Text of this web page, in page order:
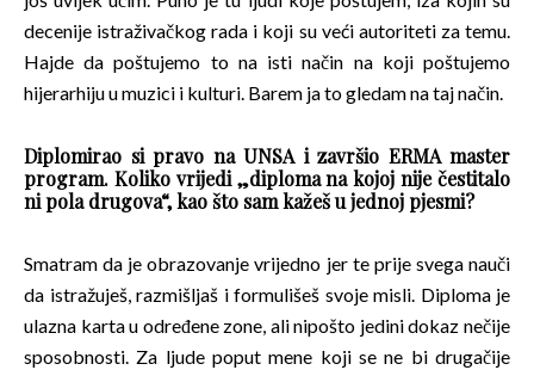
decenije istraživačkog rada i koji su veći autoriteti za temu.
Hajde da poštujemo to na isti način na koji poštujemo
hijerarhiju u muzici i kulturi. Barem ja to gledam na taj način.
Diplomirao si pravo na UNSA i završio ERMA master
program. Koliko vrijedi „diploma na kojoj nije čestitalo
ni pola drugova“, kao što sam kažeš u jednoj pjesmi?
Smatram da je obrazovanje vrijedno jer te prije svega nauči
da istražuješ, razmišljaš i formulišeš svoje misli. Diploma je
ulazna karta u određene zone, ali nipošto jedini dokaz nečije
sposobnosti. Za ljude poput mene koji se ne bi drugačije